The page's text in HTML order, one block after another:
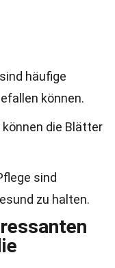
häufige
können.
die Blätter
sind
zu halten.